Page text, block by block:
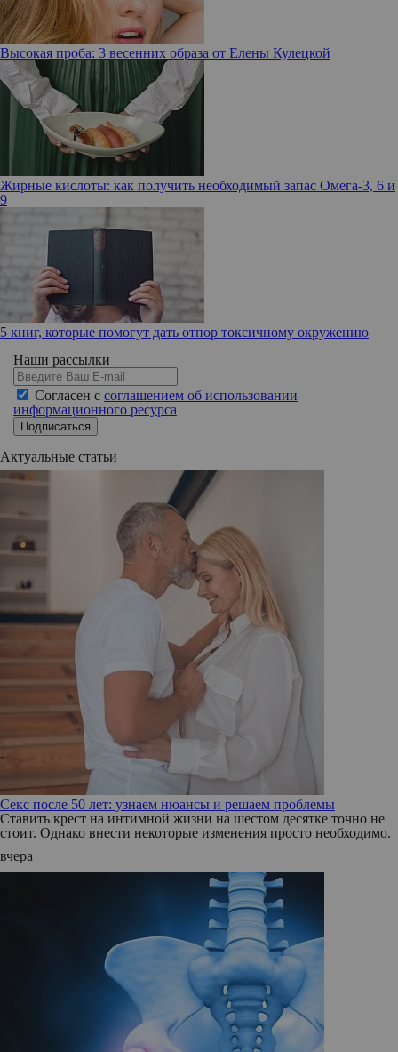
Высокая проба: 3 весенних образа от Елены Кулецкой
Жирные кислоты: как получить необходимый запас Омега-3, 6 и
9
5 книг, которые помогут дать отпор токсичному окружению
Наши рассылки
Согласен с соглашением об использовании
информационного ресурса
Подписаться
Актуальные статьи
Секс после 50 лет: узнаем нюансы и решаем проблемы
Ставить крест на интимной жизни на шестом десятке точно не
стоит. Однако внести некоторые изменения просто необходимо.
вчера